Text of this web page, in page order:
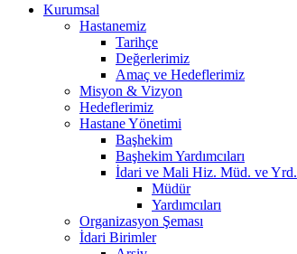
Kurumsal
Hastanemiz
Tarihçe
Değerlerimiz
Amaç ve Hedeflerimiz
Misyon & Vizyon
Hedeflerimiz
Hastane Yönetimi
Başhekim
Başhekim Yardımcıları
İdari ve Mali Hiz. Müd. ve Yrd.
Müdür
Yardımcıları
Organizasyon Şeması
İdari Birimler